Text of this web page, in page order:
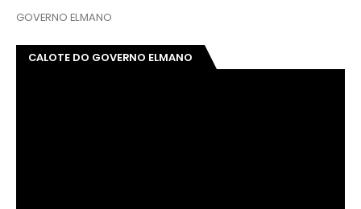
GOVERNO ELMANO
CALOTE DO GOVERNO ELMANO